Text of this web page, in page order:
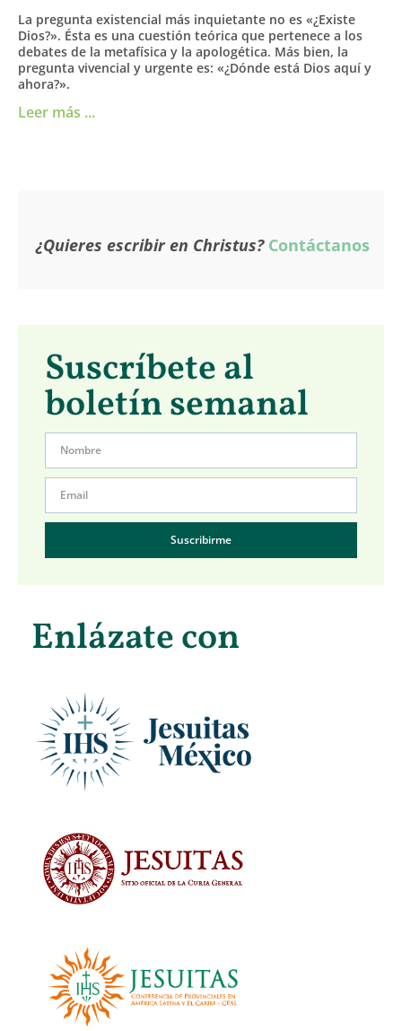
La pregunta existencial más inquietante no es «¿Existe
Dios?». Ésta es una cuestión teórica que pertenece a los
debates de la metafísica y la apologética. Más bien, la
pregunta vivencial y urgente es: «¿Dónde está Dios aquí y
ahora?».
Leer más ...
¿Quieres escribir en Christus? Contáctanos
Suscríbete al
boletín semanal
Suscribirme
Enlázate con